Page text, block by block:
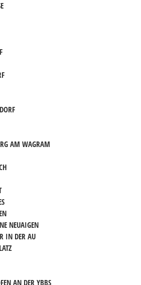
AM WAGRAM
NEUAIGEN
IN DER AU
AN DER YBBS